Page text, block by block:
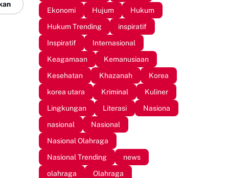
Ekonomi
Hujum
Hukum
Hukum Trending
inspiratif
Inspiratif
Internasional
Keagamaan
Kemanusiaan
Kesehatan
Khazanah
Korea
korea utara
Kriminal
Kuliner
Lingkungan
Literasi
Nasiona
nasional
Nasional
Nasional Olahraga
Nasional Trending
news
olahraga
Olahraga